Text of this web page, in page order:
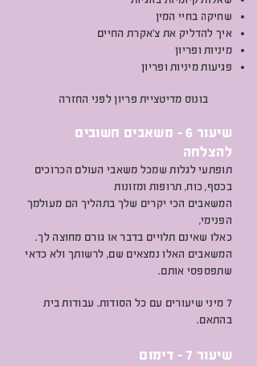
שחיקה בחיי המין
איך להדליק את צ'אקרת החיים
מיניות ופריון
פגיעות מיניות ופריון
בונוס מדיטציית פריון לפני החזרה
שיעור 6 - משאבים חשובים
להצלחה
תופתעי לגלות שמכל משאבי העולם הכרוכים
בכסף, כוח, תרופות ומזונות
המשאבים הכי יקרים שלך בתהליך הם מעולמך
הפנימי,
כאלו שאינם תלויים בדבר או גורם מחוצה לך.
המשאבים האלו נמצאים שם, לרשותך ולא כדאי
שתפספסי אותם.
7 מיני שיעורים עם כל הסודות.
עבודות בית
בהתאם.
שיעור 7 - דימום